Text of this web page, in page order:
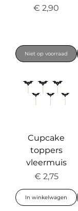
Prijs
€ 2,90
Niet op voorraad
Cupcake
toppers
vleermuis
Prijs
€ 2,75
In winkelwagen